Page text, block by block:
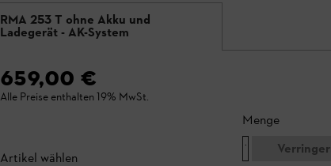
RMA 253 T ohne Akku und
Ladegerät - AK-System
659,00 €
Alle Preise enthalten 19% MwSt.
Artikel wählen
Menge